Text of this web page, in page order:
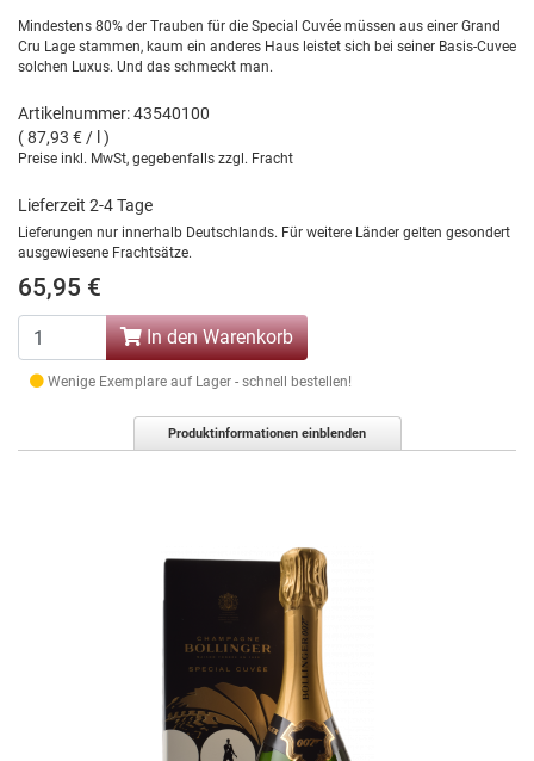
Mindestens 80% der Trauben für die Special Cuvée müssen aus einer Grand
Cru Lage stammen, kaum ein anderes Haus leistet sich bei seiner Basis-Cuvee
solchen Luxus. Und das schmeckt man.
Artikelnummer: 43540100
( 87,93 € / l )
Preise inkl. MwSt, gegebenfalls zzgl. Fracht
Lieferzeit 2-4 Tage
Lieferungen nur innerhalb Deutschlands. Für weitere Länder gelten gesondert
ausgewiesene Frachtsätze.
65,95 €
In den Warenkorb
Wenige Exemplare auf Lager - schnell bestellen!
Produktinformationen einblenden